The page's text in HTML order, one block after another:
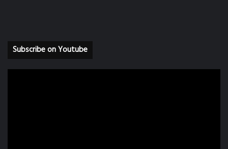
Subscribe on Youtube